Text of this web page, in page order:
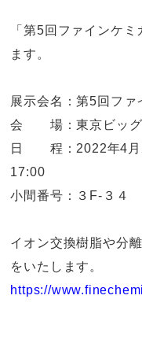
「第5回ファインケ
ます。
展示会名：第5回フ
会 場：東京ビッグ
日 程：2022年4月
17:00
小間番号：３F-３４
イオン交換樹脂や分
をいたします。
https://